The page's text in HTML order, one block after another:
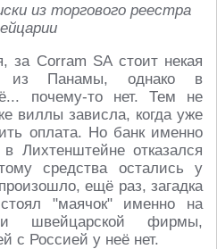
из торгового реестра
за Corram SA стоит некая
из Панамы, однако в
почему-то нет. Тем не
виллы зависла, когда уже
оплата. Но банк именно
Лихтенштейне отказался
средства остались у
ещё раз, загадка
"маячок" именно на
швейцарской фирмы,
с Россией у неё нет.